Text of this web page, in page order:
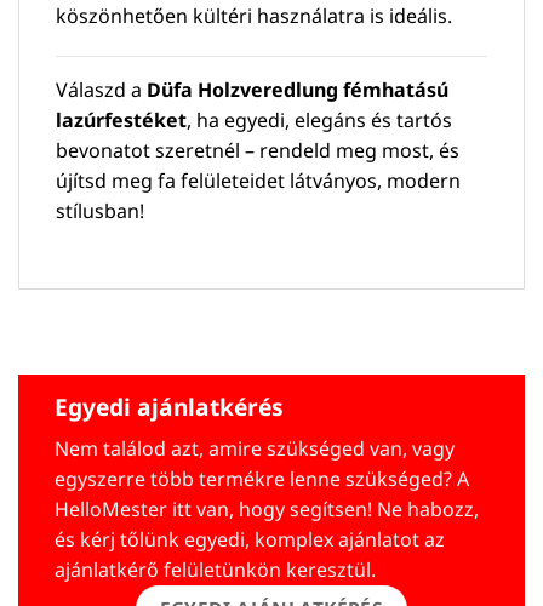
köszönhetően kültéri használatra is ideális.
Válaszd a Düfa Holzveredlung fémhatású
lazúrfestéket, ha egyedi, elegáns és tartós
bevonatot szeretnél – rendeld meg most, és
újítsd meg fa felületeidet látványos, modern
stílusban!
Egyedi ajánlatkérés
Nem találod azt, amire szükséged van, vagy
egyszerre több termékre lenne szükséged? A
HelloMester itt van, hogy segítsen! Ne habozz,
és kérj tőlünk egyedi, komplex ajánlatot az
ajánlatkérő felületünkön keresztül.